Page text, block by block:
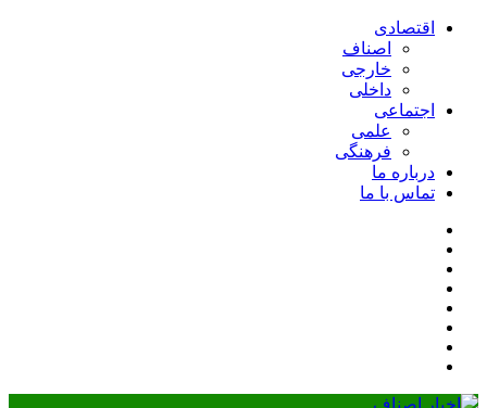
اقتصادی
اصناف
خارجی
داخلی
اجتماعی
علمی
فرهنگی
درباره ما
تماس با ما